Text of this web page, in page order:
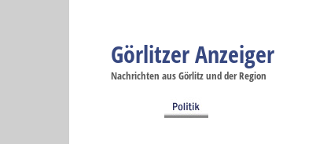
Görlitzer Anzeiger
Nachrichten aus Görlitz und der Region